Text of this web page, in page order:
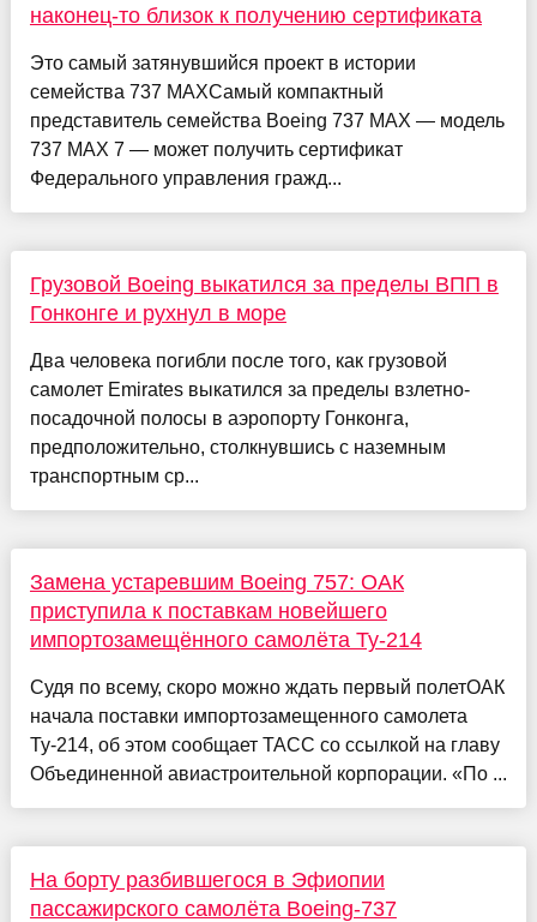
наконец-то близок к получению сертификата
Это самый затянувшийся проект в истории
семейства 737 MAXСамый компактный
представитель семейства Boeing 737 MAX — модель
737 MAX 7 — может получить сертификат
Федерального управления гражд...
Грузовой Boeing выкатился за пределы ВПП в
Гонконге и рухнул в море
Два человека погибли после того, как грузовой
самолет Emirates выкатился за пределы взлетно-
посадочной полосы в аэропорту Гонконга,
предположительно, столкнувшись с наземным
транспортным ср...
Замена устаревшим Boeing 757: ОАК
приступила к поставкам новейшего
импортозамещённого самолёта Ту-214
Судя по всему, скоро можно ждать первый полетОАК
начала поставки импортозамещенного самолета
Ту-214, об этом сообщает ТАСС со ссылкой на главу
Объединенной авиастроительной корпорации. «По ...
На борту разбившегося в Эфиопии
пассажирского самолёта Boeing-737